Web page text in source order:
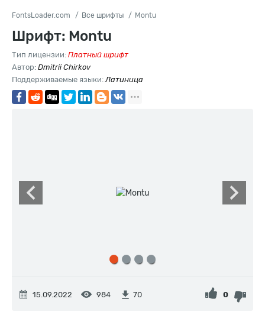
FontsLoader.com Все шрифты Montu
Шрифт: Montu
Тип лицензии: Платный шрифт
Автор: Dmitrii Chirkov
Поддерживаемые языки:Латиница
15.09.2022 984 70 0